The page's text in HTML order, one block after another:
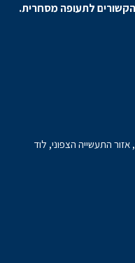
הקשורים לתעופה מסחרית.